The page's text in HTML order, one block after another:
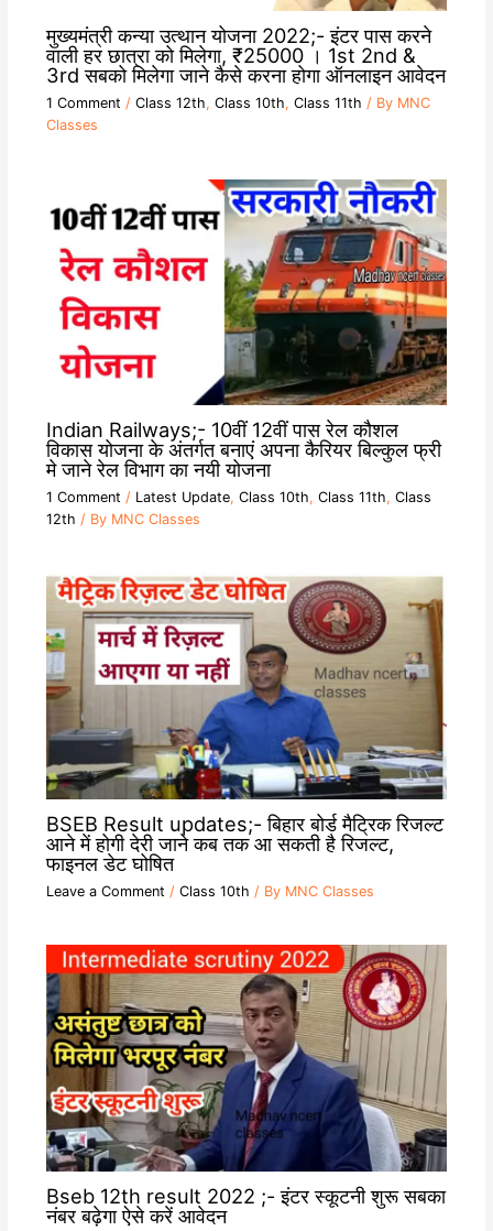
मुख्यमंत्री कन्या उत्थान योजना 2022;- इंटर पास करने
वाली हर छात्रा को मिलेगा, ₹25000 । 1st 2nd &
3rd सबको मिलेगा जाने कैसे करना होगा ऑनलाइन आवेदन
1 Comment / Class 12th, Class 10th, Class 11th / By MNC
Classes
Indian Railways;- 10वीं 12वीं पास रेल कौशल
विकास योजना के अंतर्गत बनाएं अपना कैरियर बिल्कुल फ्री
मे जाने रेल विभाग का नयी योजना
1 Comment / Latest Update, Class 10th, Class 11th, Class
12th / By MNC Classes
BSEB Result updates;- बिहार बोर्ड मैट्रिक रिजल्ट
आने में होगी देरी जाने कब तक आ सकती है रिजल्ट,
फाइनल डेट घोषित
Leave a Comment / Class 10th / By MNC Classes
Bseb 12th result 2022 ;- इंटर स्कूटनी शुरू सबका
नंबर बढ़ेगा ऐसे करें आवेदन